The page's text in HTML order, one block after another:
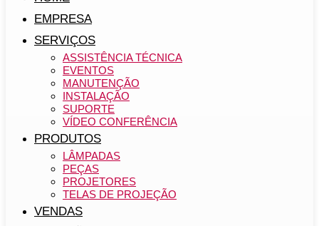
EMPRESA
SERVIÇOS
ASSISTÊNCIA TÉCNICA
EVENTOS
MANUTENÇÃO
INSTALAÇÃO
SUPORTE
VÍDEO CONFERÊNCIA
PRODUTOS
LÂMPADAS
PEÇAS
PROJETORES
TELAS DE PROJEÇÃO
VENDAS